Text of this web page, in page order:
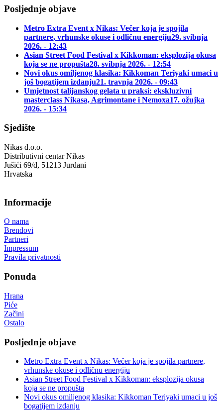
Posljednje objave
Metro Extra Event x Nikas: Večer koja je spojila
partnere, vrhunske okuse i odličnu energiju29. svibnja
2026. - 12:43
Asian Street Food Festival x Kikkoman: eksplozija okusa
koja se ne propušta28. svibnja 2026. - 12:54
Novi okus omiljenog klasika: Kikkoman Teriyaki umaci u
još bogatijem izdanju21. travnja 2026. - 09:43
Umjetnost talijanskog gelata u praksi: ekskluzivni
masterclass Nikasa, Agrimontane i Nemoxa17. ožujka
2026. - 15:34
Sjedište
Nikas d.o.o.
Distributivni centar Nikas
Jušići 69/d, 51213 Jurdani
Hrvatska
Informacije
O nama
Brendovi
Partneri
Impressum
Pravila privatnosti
Ponuda
Hrana
Piće
Začini
Ostalo
Posljednje objave
Metro Extra Event x Nikas: Večer koja je spojila partnere,
vrhunske okuse i odličnu energiju
Asian Street Food Festival x Kikkoman: eksplozija okusa
koja se ne propušta
Novi okus omiljenog klasika: Kikkoman Teriyaki umaci u još
bogatijem izdanju